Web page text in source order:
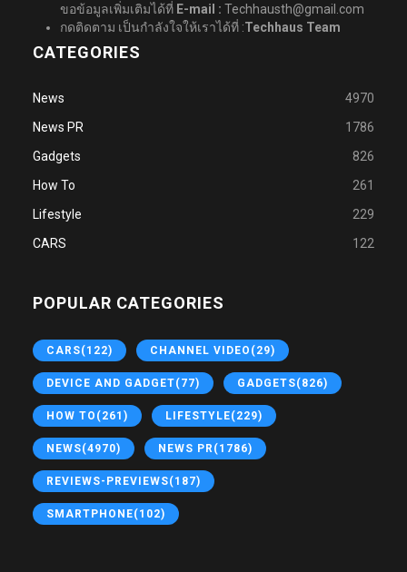
ขอข้อมูลเพิ่มเติมได้ที่ E-mail : Techhausth@gmail.com
กดติดตาม เป็นกำลังใจให้เราได้ที่ :Techhaus Team
CATEGORIES
News
4970
News PR
1786
Gadgets
826
How To
261
Lifestyle
229
CARS
122
POPULAR CATEGORIES
CARS(122) CHANNEL VIDEO (29)
DEVICE AND GADGET(77) GADGETS(826)
HOW TO (261) LIFESTYLE(229)
NEWS(4970) NEWS PR(1786)
REVIEWS-PREVIEWS(187)
SMARTPHONE(102)